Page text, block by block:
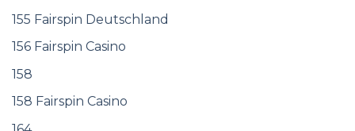
155 Fairspin Deutschland
156 Fairspin Casino
158
158 Fairspin Casino